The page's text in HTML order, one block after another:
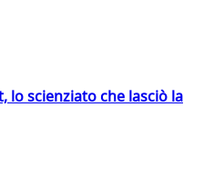
lo scienziato che lasciò la